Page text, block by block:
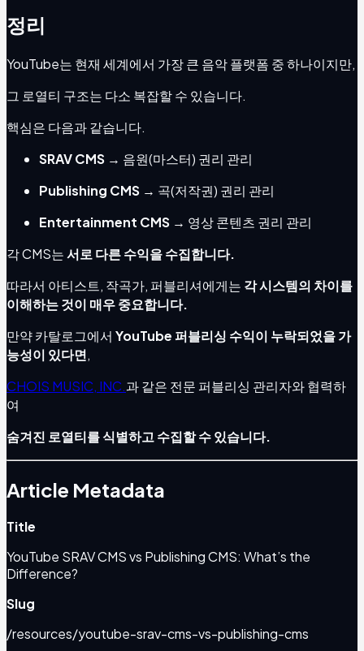
정리
YouTube는 현재 세계에서 가장 큰 음악 플랫폼 중 하나이지만,
그 로열티 구조는 다소 복잡할 수 있습니다.
핵심은 다음과 같습니다.
SRAV CMS → 음원(마스터) 권리 관리
Publishing CMS → 곡(저작권) 권리 관리
Entertainment CMS → 영상 콘텐츠 권리 관리
각 CMS는서로 다른 수익을 수집합니다.
따라서 아티스트, 작곡가, 퍼블리셔에게는 각 시스템의 차이를
이해하는 것이 매우 중요합니다.
만약 카탈로그에서 YouTube 퍼블리싱 수익이 누락되었을 가
능성이 있다면,
CHOIS MUSIC, INC.과 같은 전문 퍼블리싱 관리자와 협력하
여
숨겨진 로열티를 식별하고 수집할 수 있습니다.
Article Metadata
Title
YouTube SRAV CMS vs Publishing CMS: What’s the
Difference?
Slug
/resources/youtube-srav-cms-vs-publishing-cms